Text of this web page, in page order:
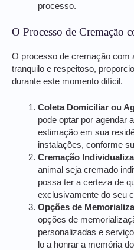
processo.
O Processo de Cremação
O processo de cremação com
tranquilo e respeitoso,
durante este momento difícil.
Coleta Domiciliar ou
pode optar por agendar
estimação em sua
instalações, conforme
Cremação
animal seja cremado
possa ter a certeza de
exclusivamente do seu
Opções de
opções de
personalizadas e
lo a honrar a memória